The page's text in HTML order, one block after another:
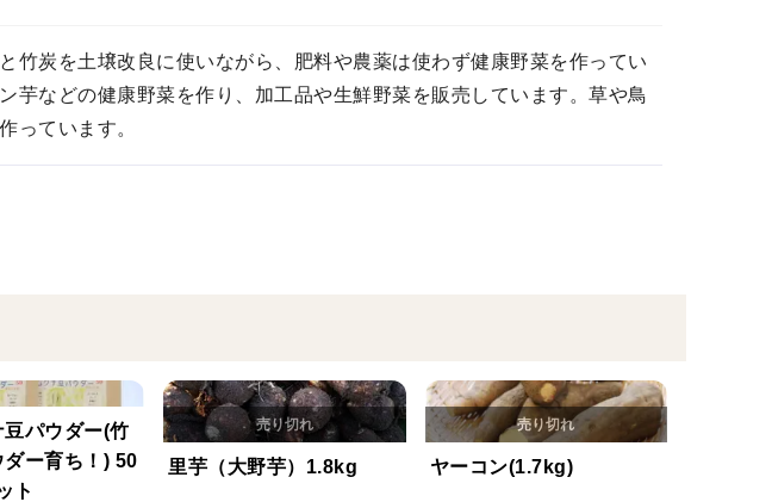
竹炭を土壌改良に使いながら、肥料や農薬は使わず健康野菜を作ってい
芋などの健康野菜を作り、加工品や生鮮野菜を販売しています。草や鳥
っています。
パウダー(竹
ー育ち！) 50
ト
里芋（大野芋）1.8kg ヤーコン(1.7kg)